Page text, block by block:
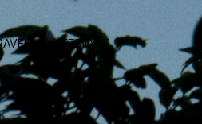
LIFESTYLE